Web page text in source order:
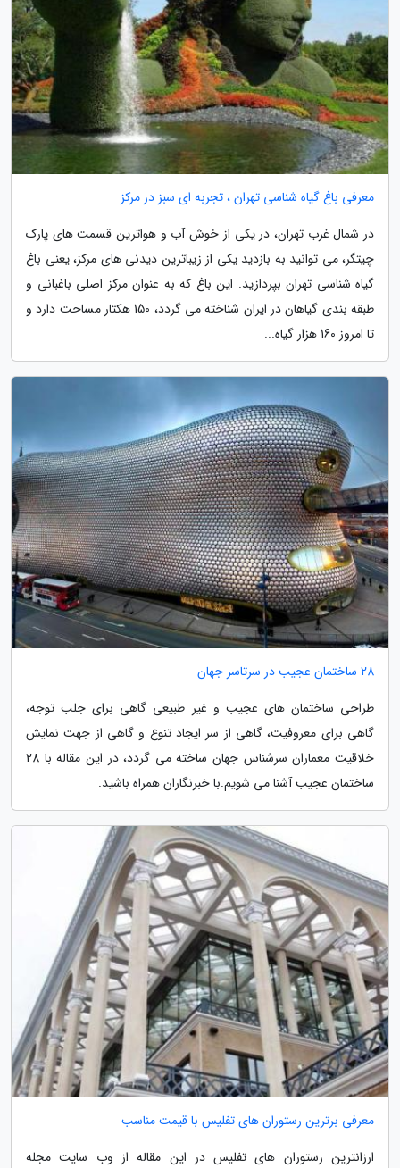
معرفی باغ گیاه شناسی تهران ، تجربه ای سبز در مرکز
در شمال غرب تهران، در یکی از خوش آب و هواترین قسمت های پارک
چیتگر، می توانید به بازدید یکی از زیباترین دیدنی های مرکز، یعنی باغ
گیاه شناسی تهران بپردازید. این باغ که به عنوان مرکز اصلی باغبانی و
طبقه بندی گیاهان در ایران شناخته می گردد، 150 هکتار مساحت دارد و
تا امروز 160 هزار گیاه...
28 ساختمان عجیب در سرتاسر جهان
طراحی ساختمان های عجیب و غیر طبیعی گاهی برای جلب توجه،
گاهی برای معروفیت، گاهی از سر ایجاد تنوع و گاهی از جهت نمایش
خلاقیت معماران سرشناس جهان ساخته می گردد، در این مقاله با 28
ساختمان عجیب آشنا می شویم.با خبرنگاران همراه باشید.
معرفی برترین رستوران های تفلیس با قیمت مناسب
ارزانترین رستوران های تفلیس در این مقاله از وب سایت مجله